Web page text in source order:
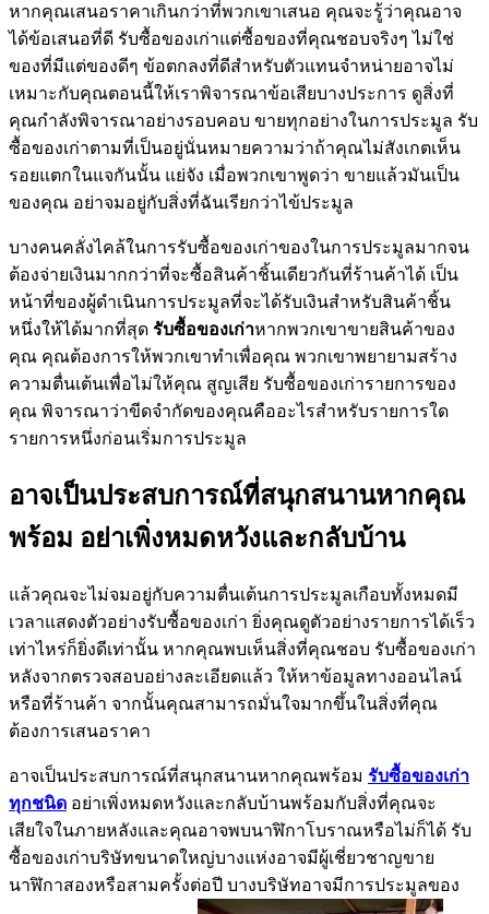
หากคุณเสนอราคาเกินกว่าที่พวกเขาเสนอ คุณจะรู้ว่าคุณอาจ
ได้ข้อเสนอที่ดี รับซื้อของเก่าแต่ซื้อของที่คุณชอบจริงๆ ไม่ใช่
ของที่มีแต่ของดีๆ ข้อตกลงที่ดีสำหรับตัวแทนจำหน่ายอาจไม่
เหมาะกับคุณตอนนี้ให้เราพิจารณาข้อเสียบางประการ ดูสิ่งที่
คุณกำลังพิจารณาอย่างรอบคอบ ขายทุกอย่างในการประมูล รับ
ซื้อของเก่าตามที่เป็นอยู่นั่นหมายความว่าถ้าคุณไม่สังเกตเห็น
รอยแตกในแจกันนั้น แย่จัง เมื่อพวกเขาพูดว่า ขายแล้วมันเป็น
ของคุณ อย่าจมอยู่กับสิ่งที่ฉันเรียกว่าไข้ประมูล
บางคนคลั่งไคล้ในการรับซื้อของเก่าของในการประมูลมากจน
ต้องจ่ายเงินมากกว่าที่จะซื้อสินค้าชิ้นเดียวกันที่ร้านค้าได้ เป็น
หน้าที่ของผู้ดำเนินการประมูลที่จะได้รับเงินสำหรับสินค้าชิ้น
หนึ่งให้ได้มากที่สุด รับซื้อของเก่าหากพวกเขาขายสินค้าของ
คุณ คุณต้องการให้พวกเขาทำเพื่อคุณ พวกเขาพยายามสร้าง
ความตื่นเต้นเพื่อไม่ให้คุณ สูญเสีย รับซื้อของเก่ารายการของ
คุณ พิจารณาว่าขีดจำกัดของคุณคืออะไรสำหรับรายการใด
รายการหนึ่งก่อนเริ่มการประมูล
อาจเป็นประสบการณ์ที่สนุกสนานหากคุณ
พร้อม อย่าเพิ่งหมดหวังและกลับบ้าน
แล้วคุณจะไม่จมอยู่กับความตื่นเต้นการประมูลเกือบทั้งหมดมี
เวลาแสดงตัวอย่างรับซื้อของเก่า ยิ่งคุณดูตัวอย่างรายการได้เร็ว
เท่าไหร่ก็ยิ่งดีเท่านั้น หากคุณพบเห็นสิ่งที่คุณชอบ รับซื้อของเก่า
หลังจากตรวจสอบอย่างละเอียดแล้ว ให้หาข้อมูลทางออนไลน์
หรือที่ร้านค้า จากนั้นคุณสามารถมั่นใจมากขึ้นในสิ่งที่คุณ
ต้องการเสนอราคา
อาจเป็นประสบการณ์ที่สนุกสนานหากคุณพร้อม รับซื้อของเก่า
ทุกชนิด อย่าเพิ่งหมดหวังและกลับบ้านพร้อมกับสิ่งที่คุณจะ
เสียใจในภายหลังและคุณอาจพบนาฬิกาโบราณหรือไม่ก็ได้ รับ
ซื้อของเก่าบริษัทขนาดใหญ่บางแห่งอาจมีผู้เชี่ยวชาญขาย
นาฬิกาสองหรือสามครั้งต่อปี บางบริษัทอาจมีการประมูลของ